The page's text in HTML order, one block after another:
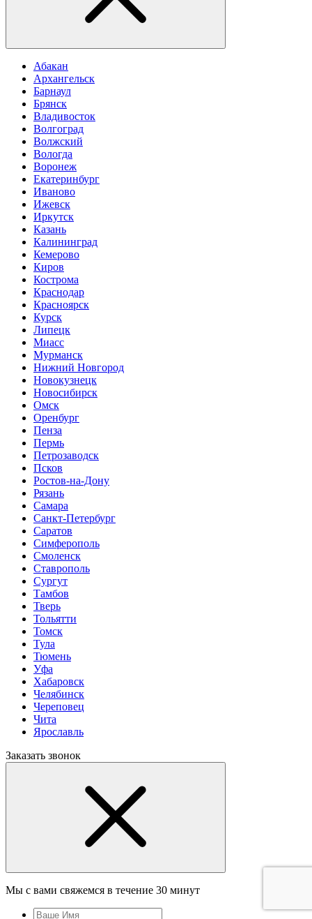
Абакан
Архангельск
Барнаул
Брянск
Владивосток
Волгоград
Волжский
Вологда
Воронеж
Екатеринбург
Иваново
Ижевск
Иркутск
Казань
Калининград
Кемерово
Киров
Кострома
Краснодар
Красноярск
Курск
Липецк
Миасс
Мурманск
Нижний Новгород
Новокузнецк
Новосибирск
Омск
Оренбург
Пенза
Пермь
Петрозаводск
Псков
Ростов-на-Дону
Рязань
Самара
Санкт-Петербург
Саратов
Симферополь
Смоленск
Ставрополь
Сургут
Тамбов
Тверь
Тольятти
Томск
Тула
Тюмень
Уфа
Хабаровск
Челябинск
Череповец
Чита
Ярославль
Заказать звонок
Мы с вами свяжемся в течение 30 минут